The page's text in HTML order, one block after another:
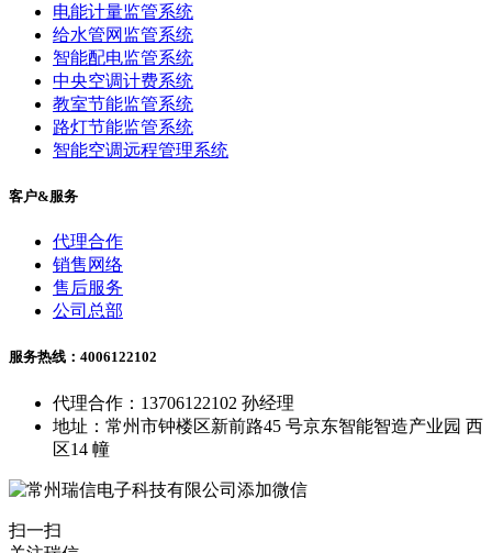
电能计量监管系统
给水管网监管系统
智能配电监管系统
中央空调计费系统
教室节能监管系统
路灯节能监管系统
智能空调远程管理系统
客户&服务
代理合作
销售网络
售后服务
公司总部
服务热线：4006122102
代理合作：13706122102 孙经理
地址：常州市钟楼区新前路45 号京东智能智造产业园 西
区14 幢
扫一扫